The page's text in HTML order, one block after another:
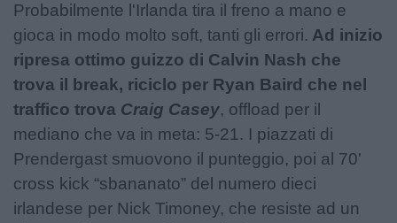
Probabilmente l'Irlanda tira il freno a mano e
gioca in modo molto soft, tanti gli errori. Ad inizio
ripresa ottimo guizzo di Calvin Nash che
trova il break, riciclo per Ryan Baird che nel
traffico trova Craig Casey, offload per il
mediano che va in meta: 5-21. I piazzati di
Prendergast smuovono il punteggio, poi al 70'
cross kick “sbananato” del numero dieci
irlandese per Nick Timoney, che resiste ad un